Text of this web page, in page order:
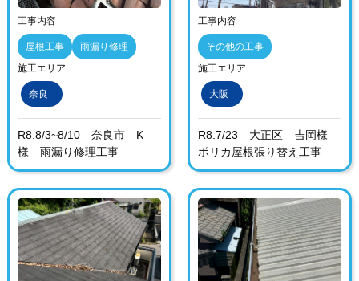
工事内容
屋根工事
雨漏り修理
施工エリア
奈良
R8.8/3~8/10 奈良市 K
様 雨漏り修理工事
工事内容
その他の工事
施工エリア
大阪
R8.7/23 大正区 吉岡様
ポリカ屋根張り替え工事